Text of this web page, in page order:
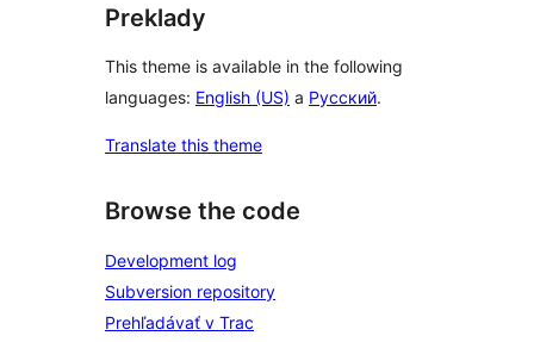
Preklady
This theme is available in the following
languages: English (US) a Русский.
Translate this theme
Browse the code
Development log
Subversion repository
Prehľadávať v Trac